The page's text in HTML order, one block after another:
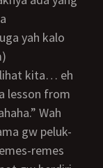
lesson from
Wah
gw peluk-
remes